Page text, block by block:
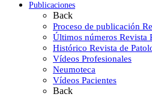
Publicaciones
Back
Proceso de publicación
Últimos números Revista
Histórico Revista de
Vídeos Profesionales
Neumoteca
Vídeos Pacientes
Back